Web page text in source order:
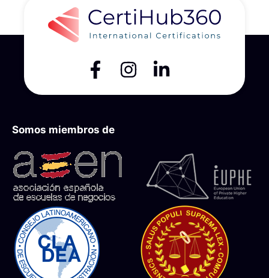
Somos miembros de